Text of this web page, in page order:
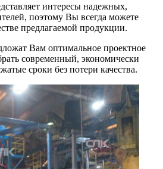
интересы надежных,
поэтому Вы всегда можете
предлагаемой продукции.
Вам оптимальное проектное
современный, экономически
сроки без потери качества.